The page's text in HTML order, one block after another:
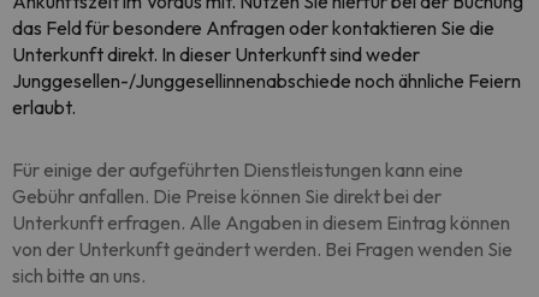
das Feld für besondere Anfragen oder kontaktieren Sie die
Unterkunft direkt. In dieser Unterkunft sind weder
Junggesellen-/Junggesellinnenabschiede noch ähnliche Feiern
erlaubt.
Für einige der aufgeführten Dienstleistungen kann eine
Gebühr anfallen. Die Preise können Sie direkt bei der
Unterkunft erfragen. Alle Angaben in diesem Eintrag können
von der Unterkunft geändert werden. Bei Fragen wenden Sie
sich bitte an uns.